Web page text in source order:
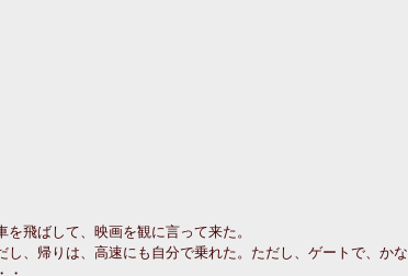
飛ばして、映画を観に言って来た。
、帰りは、高速にも自分で乗れた。ただし、ゲートで、かな
。